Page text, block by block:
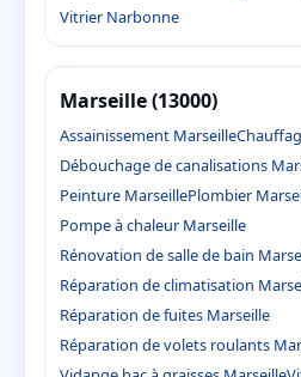
Vitrier Narbonne
Marseille (13000)
Assainissement Marseille
Débouchage de canalisations
Peinture MarseillePlombier
Pompe à chaleur Marseille
Rénovation de salle de bain
Réparation de climatisation
Réparation de fuites Marseille
Réparation de volets roulants